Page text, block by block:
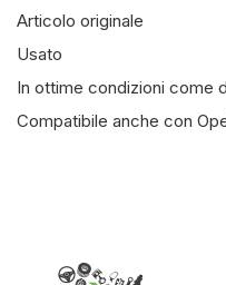
Articolo originale
Usato
In ottime condizioni come
Compatibile anche con